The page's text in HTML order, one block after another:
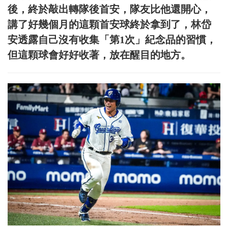
後，終於敲出轉隊後首安，隊友比他還開心，
講了好幾個月的這顆首安球終於拿到了，林岱
安透露自己沒有收集「第1次」紀念品的習慣，
但這顆球會好好收著，放在醒目的地方。